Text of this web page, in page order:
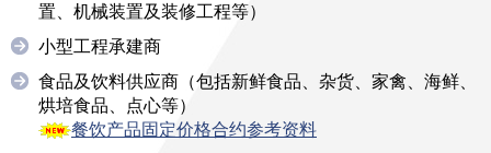
置、机械装置及装修工程等）
小型工程承建商
食品及饮料供应商（包括新鲜食品、杂货、家禽、海鲜、
烘培食品、点心等）
餐饮产品固定价格合约参考资料